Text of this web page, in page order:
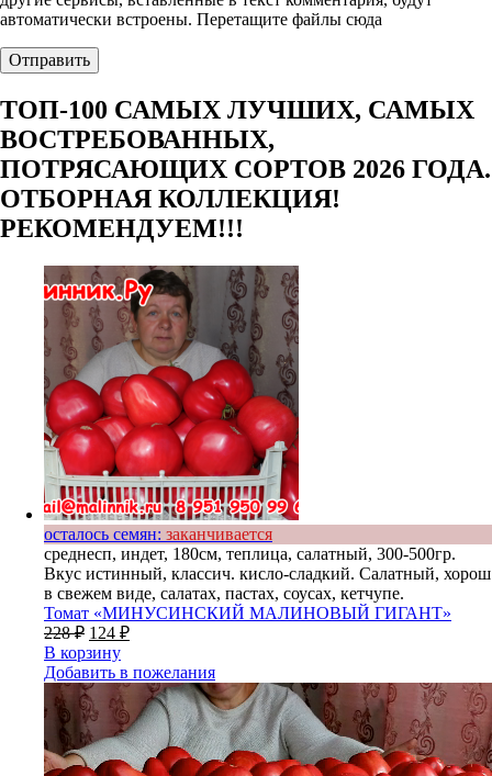
автоматически встроены. Перетащите файлы сюда
ТОП-100 САМЫХ ЛУЧШИХ, САМЫХ
ВОСТРЕБОВАННЫХ,
ПОТРЯСАЮЩИХ СОРТОВ 2026 ГОДА.
ОТБОРНАЯ КОЛЛЕКЦИЯ!
РЕКОМЕНДУЕМ!!!
осталось семян: заканчивается
среднесп, индет, 180см, теплица, салатный, 300-500гр.
Вкус истинный, классич. кисло-сладкий. Салатный, хорош
в свежем виде, салатах, пастах, соусах, кетчупе.
Томат «МИНУСИНСКИЙ МАЛИНОВЫЙ ГИГАНТ»
228₽ 124 ₽
В корзину
Добавить в пожелания